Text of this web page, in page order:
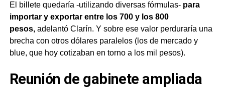
El billete quedaría -utilizando diversas fórmulas- para
importar y exportar entre los 700 y los 800
pesos, adelantó Clarín. Y sobre ese valor perduraría una
brecha con otros dólares paralelos (los de mercado y
blue, que hoy cotizaban en torno a los mil pesos).
Reunión de gabinete ampliada